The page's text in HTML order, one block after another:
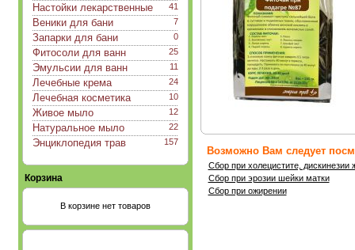
41
Настойки лекарственные
7
Веники для бани
0
Запарки для бани
25
Фитосоли для ванн
11
Эмульсии для ванн
24
Лечебные крема
10
Лечебная косметика
12
Живое мыло
22
Натуральное мыло
157
Энциклопедия трав
Корзина
В корзине нет товаров
Возможно Вам следует
Сбор при холецистите, дискинезии
Сбор при эрозии шейки матки
Сбор при ожирении